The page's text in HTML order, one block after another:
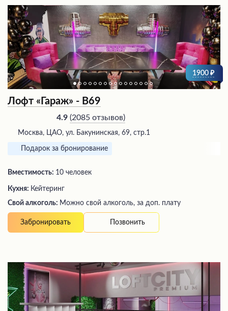
1900
Лофт «Гараж» - В69
4.9 (2085 отзывов)
Москва, ЦАО, ул. Бакунинская, 69, стр.1
Подарок за бронирование
Вместимость: 10 человек
Кухня: Кейтеринг
Свой алкоголь: Можно свой алкоголь, за доп. плату
Забронировать Позвонить